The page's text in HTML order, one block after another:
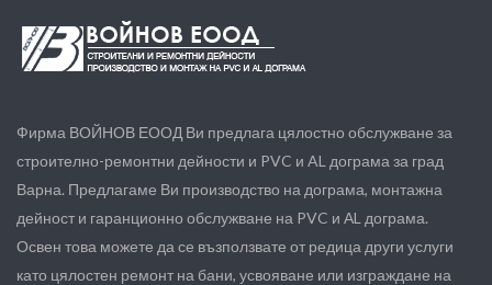
Фирма ВОЙНОВ ЕООД Ви предлага цялостно обслужване за
строително-ремонтни дейности и PVC и AL дограма за град
Варна. Предлагаме Ви производство на дограма, монтажна
дейност и гаранционно обслужване на PVC и АL дограма.
Освен това можете да се възползвате от редица други услуги
като цялостен ремонт на бани, усвояване или изграждане на